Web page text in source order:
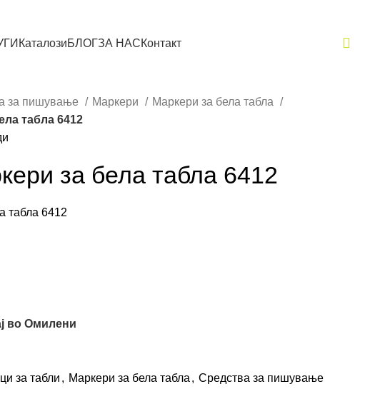
КаталозиБЛОГЗА НАСКонтакт
за пишување Маркери
Маркери за бела табла
табла 6412
за бела табла 6412
табла 6412
во Омилени
за табли , Маркери за бела табла , Средства за пишување